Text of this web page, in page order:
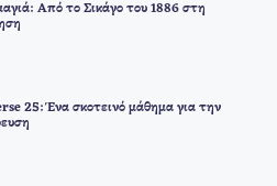
Από το Σικάγο του 1886 στη
25: Ένα σκοτεινό μάθημα για την